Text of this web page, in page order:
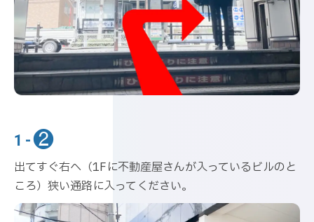
1-❷
出てすぐ右へ（1Fに不動産屋さんが入っているビルのと
ころ）狭い通路に入ってください。